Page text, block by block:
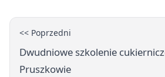
<< Poprzedni
Dwudniowe szkolenie
Pruszkowie